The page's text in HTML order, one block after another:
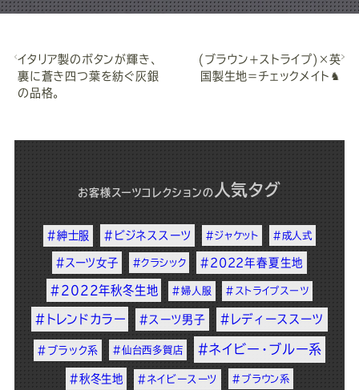
イタリア製のボタンが輝き、
裏に蒼き四つ葉を紡ぐ灰銀
の品格。
(ブラウン+ストライプ)×英
国製生地＝チェックメイト♞
お客様スーツコレクションの 人気タグ
#紳士服 #ビジネススーツ #ジャケット #成人式
#スーツ女子 #クラシック #2022年春夏生地
#2022年秋冬生地 #婦人服 #ストライプスーツ
#トレンドカラー #スーツ男子 #レディーススーツ
#ブラック系 #仙台西多賀店 #ネイビー・ブルー系
#秋冬生地 #ネイビースーツ #ブラウン系